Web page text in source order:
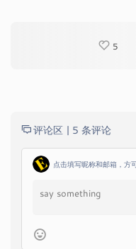
5
评论区 | 5 条评论
点击填写昵称和邮箱，方